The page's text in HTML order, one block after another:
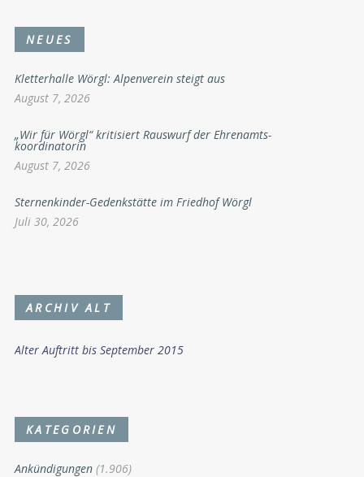
NEUES
Kletterhalle Wörgl: Alpenverein steigt aus
August 7, 2026
„Wir für Wörgl“ kritisiert Rauswurf der Ehrenamts-
koordinatorin
August 7, 2026
Sternenkinder-Gedenkstätte im Friedhof Wörgl
Juli 30, 2026
ARCHIV ALT
Alter Auftritt bis September 2015
KATEGORIEN
Ankündigungen (1.906)